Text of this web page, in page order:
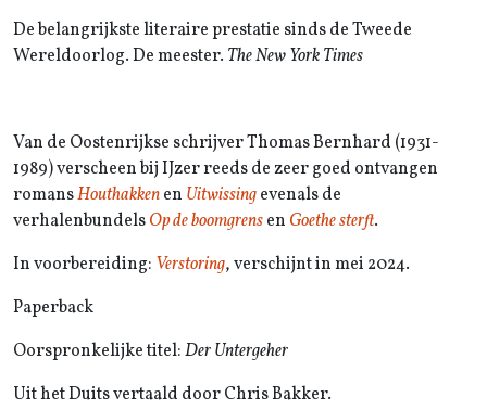
De belangrijkste literaire prestatie sinds de Tweede
Wereldoorlog. De meester. The New York Times
Van de Oostenrijkse schrijver Thomas Bernhard (1931-
1989) verscheen bij IJzer reeds de zeer goed ontvangen
romansHouthakkenen Uitwissingevenals de
verhalenbundelsOp de boomgrensen Goethe sterft.
In voorbereiding: Verstoring, verschijnt in mei 2024.
Paperback
Oorspronkelijke titel:Der Untergeher
Uit het Duits vertaald door Chris Bakker.